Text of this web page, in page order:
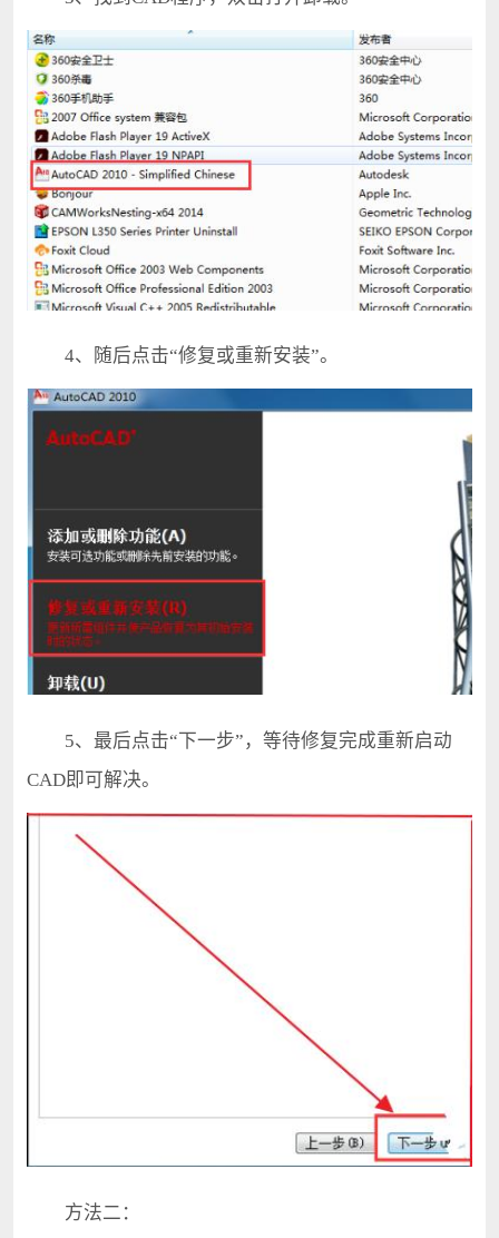
4、随后点击“修复或重新安装”。
5、最后点击“下一步”，等待修复完成重新启动
CAD即可解决。
方法二：